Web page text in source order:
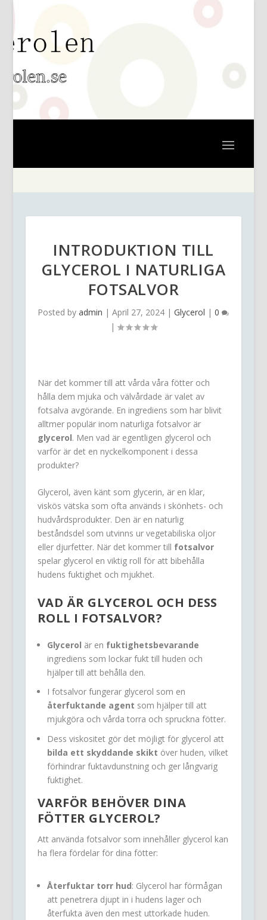
INTRODUKTION TILL
GLYCEROL I NATURLIGA
FOTSALVOR
Posted byadmin |April 27, 2024 |Glycerol |0
|
När det kommer till att vårda våra fötter och
hålla dem mjuka och välvårdade är valet av
fotsalva avgörande. En ingrediens som har blivit
alltmer populär inom naturliga fotsalvor är
glycerol. Men vad är egentligen glycerol och
varför är det en nyckelkomponent i dessa
produkter?
Glycerol, även känt som glycerin, är en klar,
viskös vätska som ofta används i skönhets- och
hudvårdsprodukter. Den är en naturlig
beståndsdel som utvinns ur vegetabiliska oljor
eller djurfetter. När det kommer till fotsalvor
spelar glycerol en viktig roll för att bibehålla
hudens fuktighet och mjukhet.
VAD ÄR GLYCEROL OCH DESS
ROLL I FOTSALVOR?
Glycerol är en fuktighetsbevarande
ingrediens som lockar fukt till huden och
hjälper till att behålla den.
I fotsalvor fungerar glycerol som en
återfuktande agent som hjälper till att
mjukgöra och vårda torra och spruckna fötter.
Dess viskositet gör det möjligt för glycerol att
bilda ett skyddande skikt över huden, vilket
förhindrar fuktavdunstning och ger långvarig
fuktighet.
VARFÖR BEHÖVER DINA
FÖTTER GLYCEROL?
Att använda fotsalvor som innehåller glycerol kan
ha flera fördelar för dina fötter:
Återfuktar torr hud: Glycerol har förmågan
att penetrera djupt in i hudens lager och
återfukta även den mest uttorkade huden.